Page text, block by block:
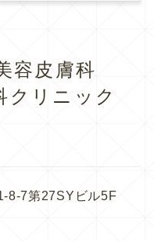
容皮膚科
クリニック
8-7第27SYビル5F